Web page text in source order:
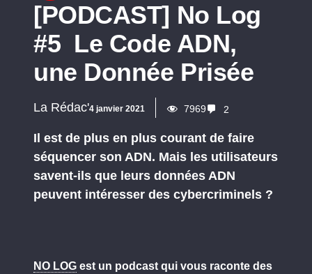
[PODCAST] No Log
#5 Le Code ADN,
une Donnée Prisée
La Rédac'4 janvier 2021 7969 2
Il est de plus en plus courant de faire
séquencer son ADN. Mais les utilisateurs
savent-ils que leurs données ADN
peuvent intéresser des cybercriminels ?
NO LOG est un podcast qui vous raconte des